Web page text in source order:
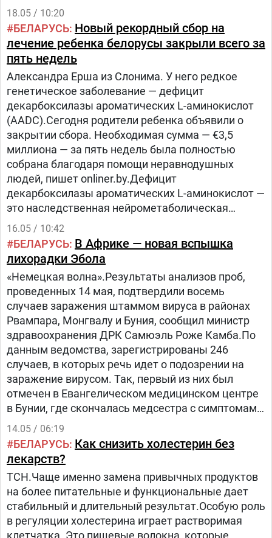
мед может способствовать снижению уровня
общего холестерина, «плохого» холестерина
(ЛПНП) и триглицеридов – эти показатели
напрямую связаны с риском сердечных
заболеваний.Также люди часто спрашивают,
правда ли, что мед повышает сахар в крови или
нет – и действительно, гликемический индекс у
меда в среднем ниже, чем у белого сахара, хотя
разница по данному показателю
незначительна.Пищевая ценность меда, по
данным из онлайн-библиотеки Wiley, также
немного выше за счет наличия небольших
количеств витаминов группы B, витамина C и
минералов, таких как магний, цинк и фосфор.
18.05 / 10:20
БЕЛАРУСЬ Новый рекордный сбор на
лечение ребенка белорусы закрыли всего за
пять недель
Александра Ерша из Слонима. У него редкое
генетическое заболевание — дефицит
декарбоксилазы ароматических L-аминокислот
(AADC).Сегодня родители ребенка объявили о
закрытии сбора. Необходимая сумма — €3,5
миллиона — за пять недель была полностью
собрана благодаря помощи неравнодушных
людей, пишет оnliner.by.Дефицит
декарбоксилазы ароматических L-аминокислот —
это наследственная нейрометаболическая
патология, связанная с мутацией гена DDC.
16.05 / 10:42
БЕЛАРУСЬ В Африке — новая вспышка
лихорадки Эбола
«Немецкая волна».Результаты анализов проб,
проведенных 14 мая, подтвердили восемь
случаев заражения штаммом вируса в районах
Рвампара, Монгвалу и Буния, сообщил министр
здравоохранения ДРК Самюэль Роже Камба.По
данным ведомства, зарегистрированы 246
случаев, в которых речь идет о подозрении на
заражение вирусом. Так, первый из них был
отмечен в Евангелическом медицинском центре
в Бунии, где скончалась медсестра с симптомами,
включавшими лихорадку, кровотечение, рвоту и
сильную слабость, напомнило агентство
Reuters.Власти разворачивают группы
реагированияПравительство ДРК сообщило, что
задействовало оперативный центр по
чрезвычайным ситуациям в сфере
общественного здравоохранения, усилило
эпидемиологический и лабораторный надзор, а
14.05 / 06:19
БЕЛАРУСЬ Как снизить холестерин без
лекарств?
ТСН.Чаще именно замена привычных продуктов
на более питательные и функциональные дает
стабильный и длительный результат.Особую роль
в регуляции холестерина играет растворимая
клетчатка. Это пищевые волокна, которые